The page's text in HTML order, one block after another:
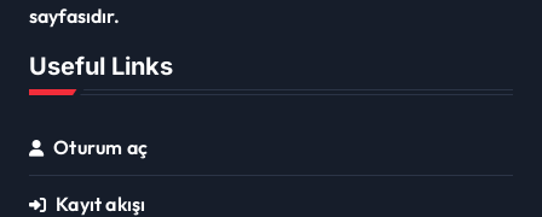
sayfasıdır.
Useful Links
Oturum aç
Kayıt akışı